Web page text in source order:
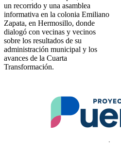
un recorrido y una asamblea
informativa en la colonia Emiliano
Zapata, en Hermosillo, donde
dialogó con vecinas y vecinos
sobre los resultados de su
administración municipal y los
avances de la Cuarta
Transformación.
.